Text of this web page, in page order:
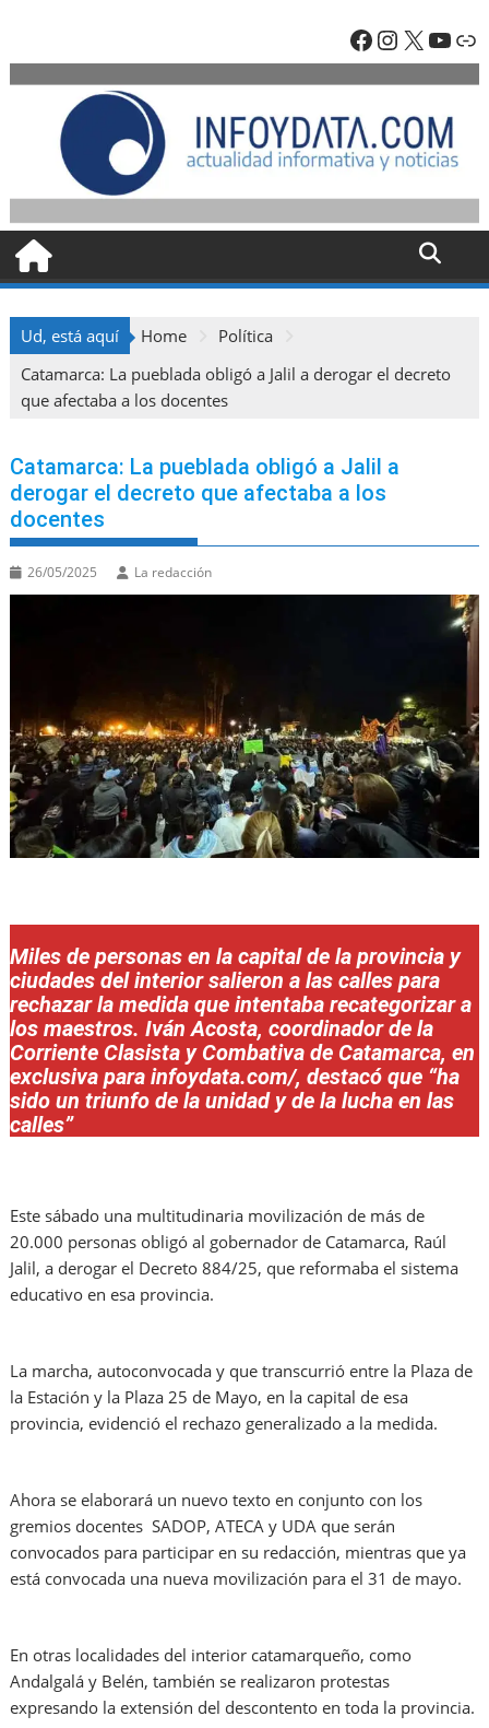
content
Facebook
X
Ud, está aquí Home
Política
Catamarca: La pueblada obligó a Jalil a derogar el decreto
que afectaba a los docentes
Catamarca: La pueblada obligó a Jalil a
derogar el decreto que afectaba a los
docentes
26/05/2025 La redacción
Miles de personas en la capital de la provincia y
ciudades del interior salieron a las calles para
rechazar la medida que intentaba recategorizar a
los maestros. Iván Acosta, coordinador de la
Corriente Clasista y Combativa de Catamarca, en
exclusiva para infoydata.com/, destacó que “ha
sido un triunfo de la unidad y de la lucha en las
calles”
Este sábado una multitudinaria movilización de más de
20.000 personas obligó al gobernador de Catamarca, Raúl
Jalil, a derogar el Decreto 884/25, que reformaba el sistema
educativo en esa provincia.
La marcha, autoconvocada y que transcurrió entre la Plaza de
la Estación y la Plaza 25 de Mayo, en la capital de esa
provincia, evidenció el rechazo generalizado a la medida.
Ahora se elaborará un nuevo texto en conjunto con los
gremios docentes SADOP, ATECA y UDA que serán
convocados para participar en su redacción, mientras que ya
está convocada una nueva movilización para el 31 de mayo.
En otras localidades del interior catamarqueño, como
Andalgalá y Belén, también se realizaron protestas
expresando la extensión del descontento en toda la provincia.